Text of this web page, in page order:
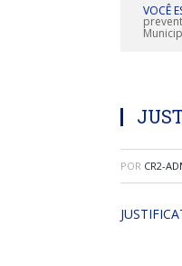
VOCÊ
POR CR2-